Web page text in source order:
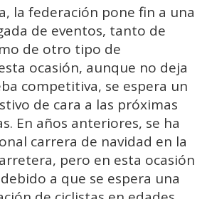
la federación pone fin a una
de eventos, tanto de
de otro tipo de
ocasión, aunque no deja
competitiva, se espera un
de cara a las próximas
En años anteriores, se ha
carrera de navidad en la
pero en esta ocasión
a que se espera una